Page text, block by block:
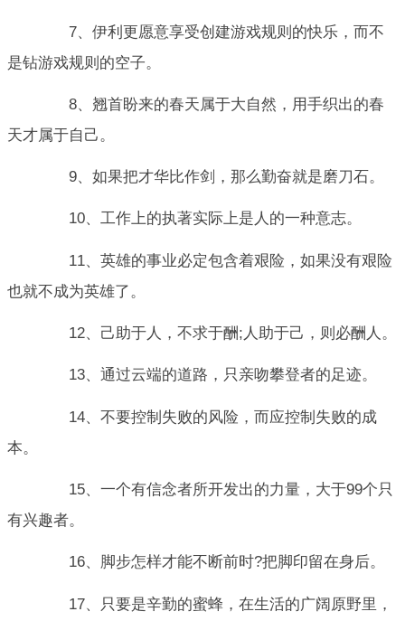
7、伊利更愿意享受创建游戏规则的快乐，而不
是钻游戏规则的空子。
8、翘首盼来的春天属于大自然，用手织出的春
天才属于自己。
9、如果把才华比作剑，那么勤奋就是磨刀石。
10、工作上的执著实际上是人的一种意志。
11、英雄的事业必定包含着艰险，如果没有艰险
也就不成为英雄了。
12、己助于人，不求于酬;人助于己，则必酬人。
13、通过云端的道路，只亲吻攀登者的足迹。
14、不要控制失败的风险，而应控制失败的成
本。
15、一个有信念者所开发出的力量，大于99个只
有兴趣者。
16、脚步怎样才能不断前时?把脚印留在身后。
17、只要是辛勤的蜜蜂，在生活的广阔原野里，